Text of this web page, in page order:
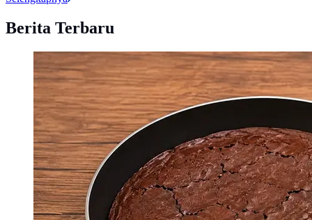
Berita Terbaru